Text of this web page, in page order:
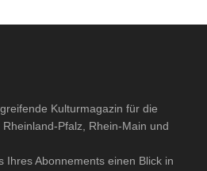
Kulturmagazin für die
Pfalz, Rhein-Main und
Ihres Abonnements einen Blick in